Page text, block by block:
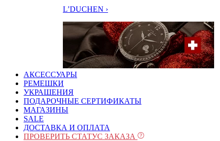
L’DUCHEN ›
АКСЕССУАРЫ
РЕМЕШКИ
УКРАШЕНИЯ
ПОДАРОЧНЫЕ СЕРТИФИКАТЫ
МАГАЗИНЫ
SALE
ДОСТАВКА И ОПЛАТА
ПРОВЕРИТЬ СТАТУС ЗАКАЗА